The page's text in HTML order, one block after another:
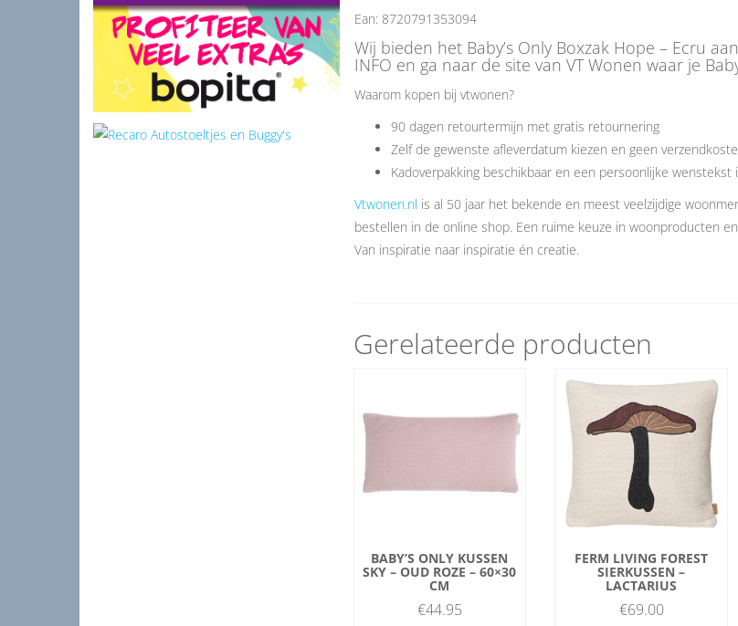
Ean: 8720791353094
Wij bieden het Baby’s Only Boxzak Hope – Ecru
INFO en ga naar de site van VT Wonen waar je
Waarom kopen bij vtwonen?
90 dagen retourtermijn met gratis retournering
Zelf de gewenste afleverdatum kiezen en geen
Kadoverpakking beschikbaar en een persoonlijke wenstekst
Vtwonen.nl is al 50 jaar het bekende en meest veelzijdige
bestellen in de online shop. Een ruime keuze in woonproducten
Van inspiratie naar inspiratie én creatie.
Gerelateerde producten
BABY’S ONLY KUSSEN
SKY – OUD ROZE – 60×30
CM
€44.95
FERM LIVING FOREST
SIERKUSSEN –
LACTARIUS
€69.00